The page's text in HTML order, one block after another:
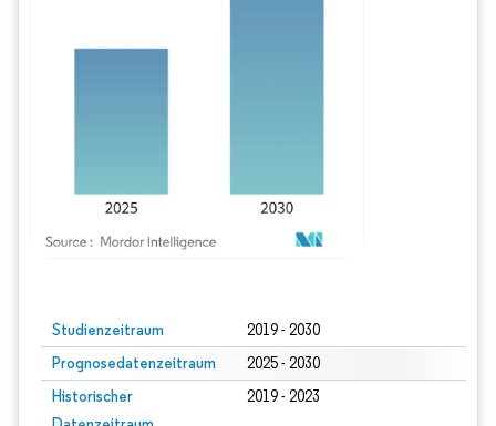
Studienzeitraum 2019 - 2030
Prognosedatenzeitraum 2025 - 2030
Historischer
2019 - 2023